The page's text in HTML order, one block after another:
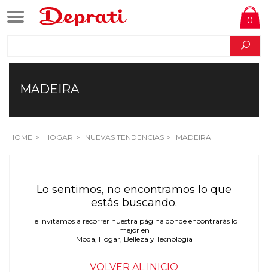
0
MADEIRA
HOME HOGAR NUEVAS TENDENCIAS MADEIRA
Lo sentimos, no encontramos lo que
estás buscando.
Te invitamos a recorrer nuestra página donde encontrarás lo
mejor en
Moda, Hogar, Belleza y Tecnología
VOLVER AL INICIO